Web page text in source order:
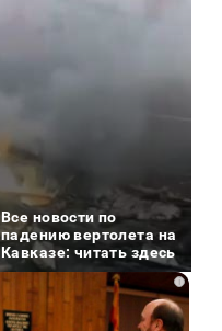
Все новости по
падению вертолета на
Кавказе: читать здесь
i